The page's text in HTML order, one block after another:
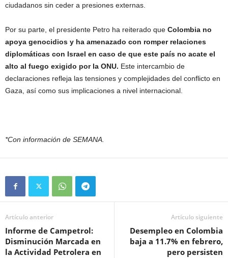
ciudadanos sin ceder a presiones externas.
Por su parte, el presidente Petro ha reiterado que Colombia no
apoya genocidios y ha amenazado con romper relaciones
diplomáticas con Israel en caso de que este país no acate el
alto al fuego exigido por la ONU. Este intercambio de
declaraciones refleja las tensiones y complejidades del conflicto en
Gaza, así como sus implicaciones a nivel internacional.
*Con información de SEMANA.
Artículo anterior
Informe de Campetrol:
Disminución Marcada en
la Actividad Petrolera en
Artículo siguiente
Desempleo en Colombia
baja a 11.7% en febrero,
pero persisten